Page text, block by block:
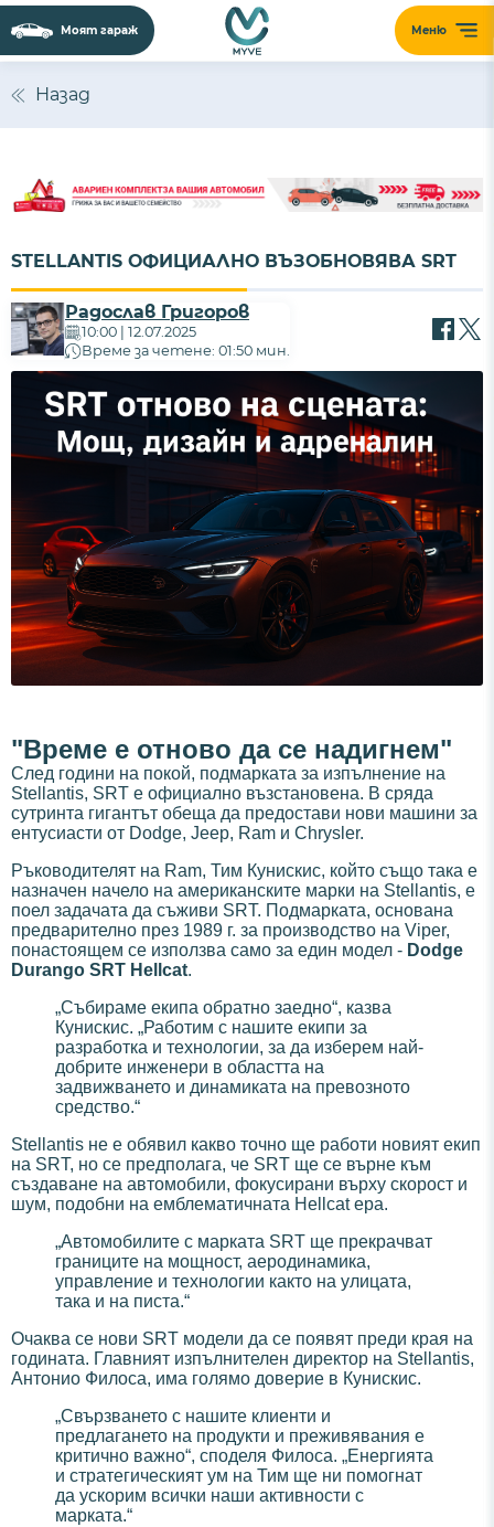
Меню
Моят гараж
Назад
STELLANTIS ОФИЦИАЛНО ВЪЗОБНОВЯВА SRT
Радослав Григоров
10:00 | 12.07.2025
Време за четене: 01:50 мин.
"Време е отново да се надигнем"
След години на покой, подмарката за изпълнение на
Stellantis, SRT е официално възстановена. В сряда
сутринта гигантът обеща да предостави нови машини за
ентусиасти от Dodge, Jeep, Ram и Chrysler.
Ръководителят на Ram, Тим Кунискис, който също така е
назначен начело на американските марки на Stellantis, е
поел задачата да съживи SRT. Подмарката, основана
предварително през 1989 г. за производство на Viper,
понастоящем се използва само за един модел - Dodge
Durango SRT Hellcat.
„Събираме екипа обратно заедно“, казва
Кунискис. „Работим с нашите екипи за
разработка и технологии, за да изберем най-
добрите инженери в областта на
задвижването и динамиката на превозното
средство.“
Stellantis не е обявил какво точно ще работи новият екип
на SRT, но се предполага, че SRT ще се върне към
създаване на автомобили, фокусирани върху скорост и
шум, подобни на емблематичната Hellcat ера.
„Автомобилите с марката SRT ще прекрачват
границите на мощност, аеродинамика,
управление и технологии както на улицата,
така и на писта.“
Очаква се нови SRT модели да се появят преди края на
годината. Главният изпълнителен директор на Stellantis,
Антонио Филоса, има голямо доверие в Кунискис.
„Свързването с нашите клиенти и
предлагането на продукти и преживявания е
критично важно“, споделя Филоса. „Енергията
и стратегическият ум на Тим ще ни помогнат
да ускорим всички наши активности с
марката.“